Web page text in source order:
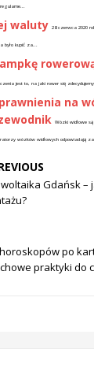
waluty 28 czerwca 2020
było kupić za...
jest to, na jaki rower się
na
Wózki widłowe
wózków widłowych odpowiadają
Gdańsk –
po
praktyki do